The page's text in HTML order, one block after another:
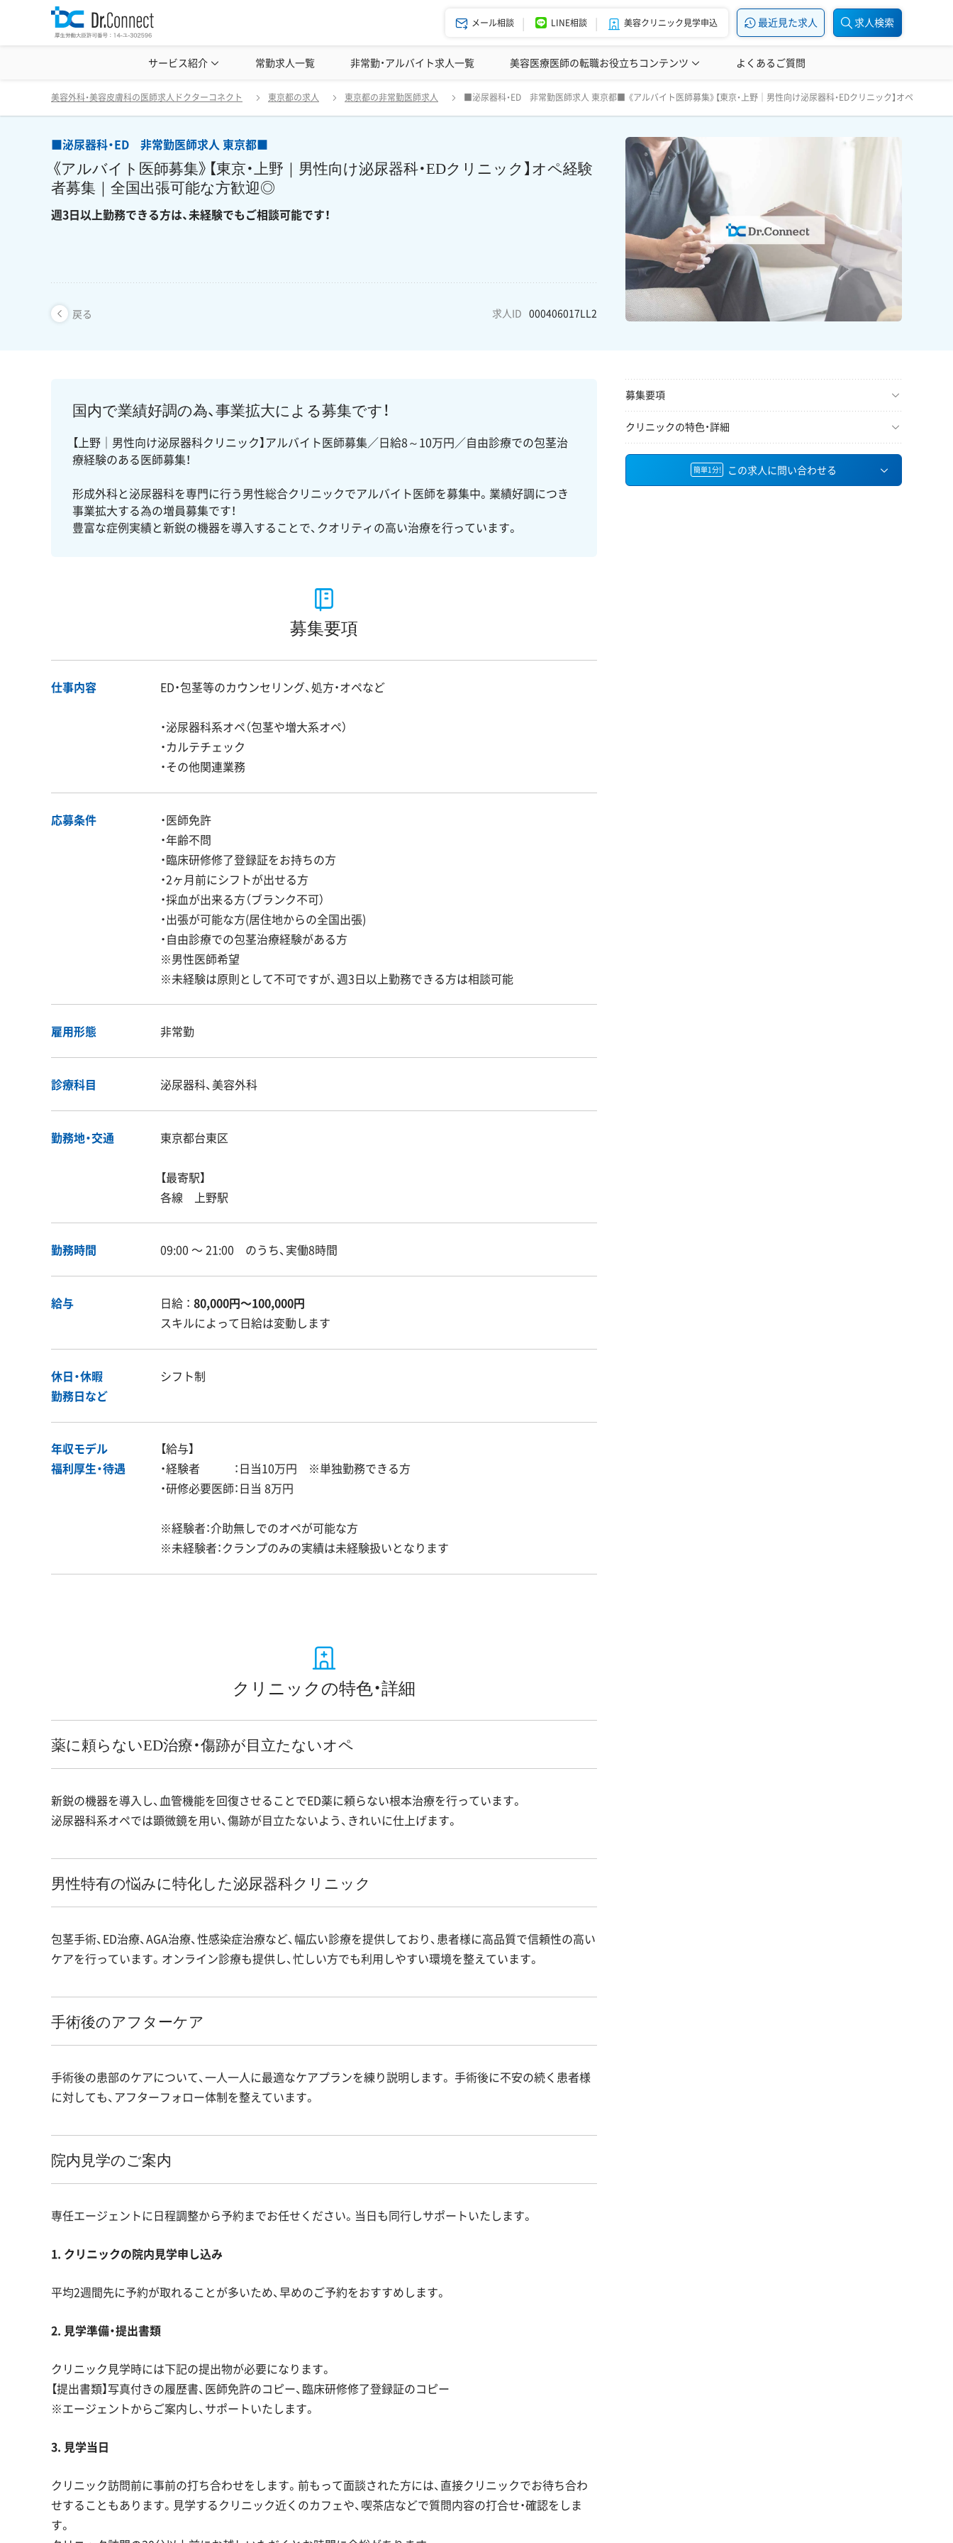
メール相談 LINE相談 美容クリニック見学申込 最近見た求人 求人検索
サービス紹介 ドクターコネクトの強み エージェント紹介
常勤求人一覧 非常勤・アルバイト求人一覧 美容医療医師の転職お役立ちコンテンツ
美容クリニック見学・研修情報 美容外科・美容皮膚科の医師転職体験談 美容クリニックインタビュー 美容医療の転職お役立ち記事 美容医療辞典
よくあるご質問
美容外科・美容皮膚科の医師求人ドクターコネクト 東京都の求人 東京都の非常勤医師求人 ■泌尿器科・ED 非常勤医師求人 東京都■ 《アルバイト医師募集》【東京・上野｜男性向け泌尿器科・EDクリニック】オペ経験者
■泌尿器科・ED 非常勤医師求人 東京都■
《アルバイト医師募集》【東京・上野｜男性向け泌尿器科・EDクリニック】オペ経験
者募集｜全国出張可能な方歓迎◎
週3日以上勤務できる方は、未経験でもご相談可能です！
戻る 求人ID 000406017LL2
戻る ■泌尿器科・ED 非常勤医師求人 東京都■ 《アルバイト医師募集》【東京・上野｜男性向け泌尿器科・EDクリニック】オペ経験者募集｜全国出張可能な方歓迎◎ 週3日以上勤務できる方
国内で業績好調の為、事業拡大による募集です！
【上野｜男性向け泌尿器科クリニック】アルバイト医師募集／日給8～10万円／自由診療での包茎治
療経験のある医師募集！
形成外科と泌尿器科を専門に行う男性総合クリニックでアルバイト医師を募集中。業績好調につき
事業拡大する為の増員募集です！
豊富な症例実績と新鋭の機器を導入することで、クオリティの高い治療を行っています。
募集要項
仕事内容 ED・包茎等のカウンセリング、処方・オペなど
・泌尿器科系オペ（包茎や増大系オペ）
・カルテチェック
・その他関連業務
応募条件
・医師免許
・年齢不問
・臨床研修修了登録証をお持ちの方
・2ヶ月前にシフトが出せる方
・採血が出来る方（ブランク不可）
・出張が可能な方(居住地からの全国出張)
・自由診療での包茎治療経験がある方
※男性医師希望
※未経験は原則として不可ですが、週3日以上勤務できる方は相談可能
雇用形態 非常勤
診療科目 泌尿器科、美容外科
勤務地・交通 東京都台東区
【最寄駅】
各線 上野駅
勤務時間 09:00 〜 21:00 のうち、実働8時間
給与 日給 ： 80,000円〜100,000円
スキルによって日給は変動します
休日・休暇
勤務日など
シフト制
年収モデル
福利厚生・待遇
【給与】
・経験者 ：日当10万円 ※単独勤務できる方
・研修必要医師：日当 8万円
※経験者：介助無しでのオペが可能な方
※未経験者：クランプのみの実績は未経験扱いとなります
クリニックの特色・詳細
薬に頼らないED治療・傷跡が目立たないオペ
新鋭の機器を導入し、血管機能を回復させることでED薬に頼らない根本治療を行っています。
泌尿器科系オペでは顕微鏡を用い、傷跡が目立たないよう、きれいに仕上げます。
男性特有の悩みに特化した泌尿器科クリニック
包茎手術、ED治療、AGA治療、性感染症治療など、幅広い診療を提供しており、患者様に高品質で信頼性の高い
ケアを行っています。オンライン診療も提供し、忙しい方でも利用しやすい環境を整えています。
手術後のアフターケア
手術後の患部のケアについて、一人一人に最適なケアプランを練り説明します。 手術後に不安の続く患者様
に対しても、アフターフォロー体制を整えています。
院内見学のご案内
専任エージェントに日程調整から予約までお任せください。当日も同行しサポートいたします。
1. クリニックの院内見学申し込み
平均2週間先に予約が取れることが多いため、早めのご予約をおすすめします。
2. 見学準備・提出書類
クリニック見学時には下記の提出物が必要になります。
【提出書類】写真付きの履歴書、医師免許のコピー、臨床研修修了登録証のコピー
※エージェントからご案内し、サポートいたします。
3. 見学当日
クリニック訪問前に事前の打ち合わせをします。前もって面談された方には、直接クリニックでお待ち合わ
せすることもあります。見学するクリニック近くのカフェや、喫茶店などで質問内容の打合せ・確認をしま
す。
募集要項
クリニックの特色・詳細
簡単1分! この求人に問い合わせる